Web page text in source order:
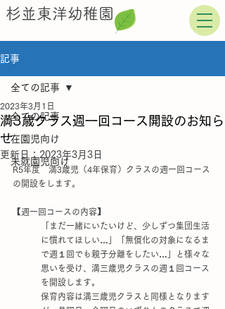
杉並東洋幼稚園
記事
全ての記事
在園児向け
未就園児向け
全ての記事
満3歳クラス週一回コース開設のお知ら
せ
2023年3月1日
更新日： 2023年3月3日
R5年度　満3歳児（4年保育）クラスの週一回コース
の開設をします。
【週一回コースの内容】
「まだ一緒にいたいけど、少しずつ集団生活
に慣れてほしい…」「無償化の対象になるま
で週１回でも親子分離をしたい…」と様々な
思いを受け、満三歳児クラスの週１回コース
を開設します。
保育内容は満三歳児クラスと同様となります